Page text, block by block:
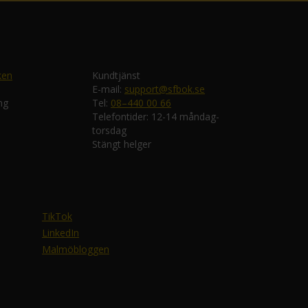
Kundtjänst
E-mail: support@sfbok.se
Tel: 08–440 00 66
Telefontider: 12-14 måndag-
torsdag
Stängt helger
TikTok
LinkedIn
Malmöbloggen